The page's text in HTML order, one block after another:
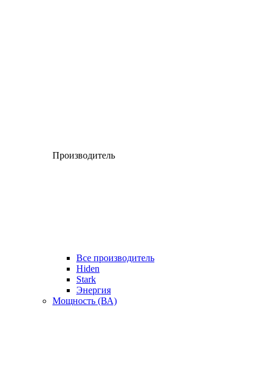
Производитель
Все производитель
Hiden
Stark
Энергия
Мощность (ВА)